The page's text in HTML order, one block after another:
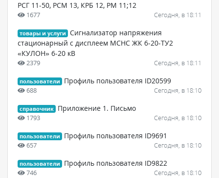
РСГ 11-50, РСМ 13, КРБ 12, РМ 11;12
1677 Сегодня, в 18:11
товары и услуги
Cигнализатор напряжения
стационарный с дисплеем МСНС ЖК 6-20-ТУ2
«КУЛОН» 6-20 кВ
2379 Сегодня, в 18:11
пользователи Профиль пользователя ID20599
688 Сегодня, в 18:10
справочник Приложение 1. Письмо
1793 Сегодня, в 18:10
пользователи Профиль пользователя ID9691
657 Сегодня, в 18:10
пользователи Профиль пользователя ID9822
746 Сегодня, в 18:10